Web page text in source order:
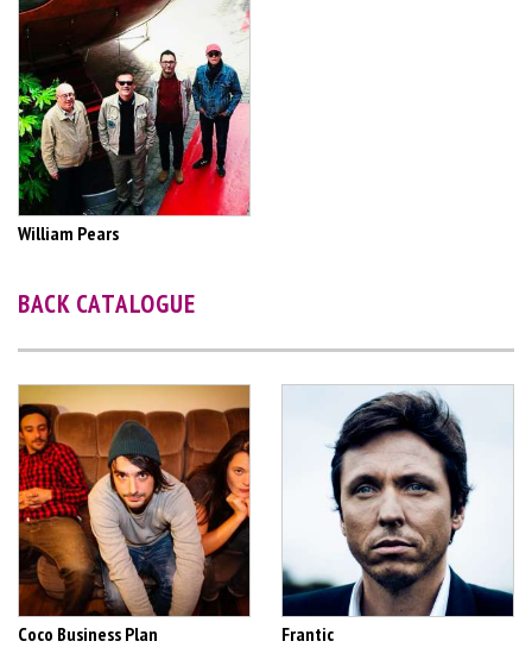
William Pears
BACK CATALOGUE
Coco Business Plan Frantic